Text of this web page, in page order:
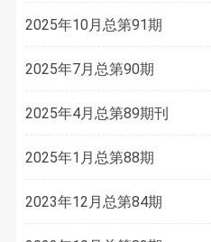
2025年10月总第91期
2025年7月总第90期
2025年4月总第89期刊
2025年1月总第88期
2023年12月总第84期